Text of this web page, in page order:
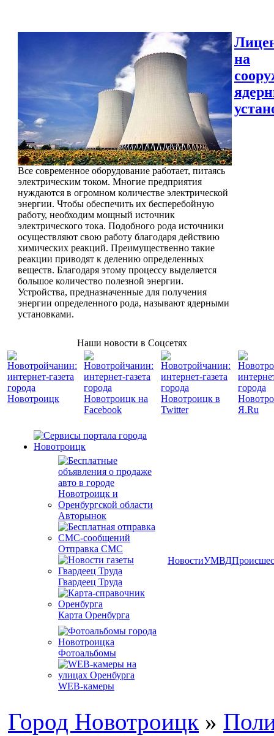
Все современное оборудование работает, питаясь
электрическим током. Многие предприятия
нуждаются в огромном количестве электрической
энергии. Чтобы обеспечить их бесперебойную
работу, необходим мощный источник
электрического тока. Подобного рода источники
осуществляют свою работу благодаря действию
химических реакций. Преимущественно такие
реакции приводят к делению определенных
веществ. Благодаря этому процессу выделяется
большое количество полезной энергии.
Устройства, предназначенные для получения
энергии определенного рода, называют ядерными
установками.
на
Наши новости в Соцсетях
Авторынок
Отправка СМС
Гвардеец Труда
Карта Оренбурга
Фотоальбомы
WEB-камеры
НовостиУМВД
Город Новотроицк »